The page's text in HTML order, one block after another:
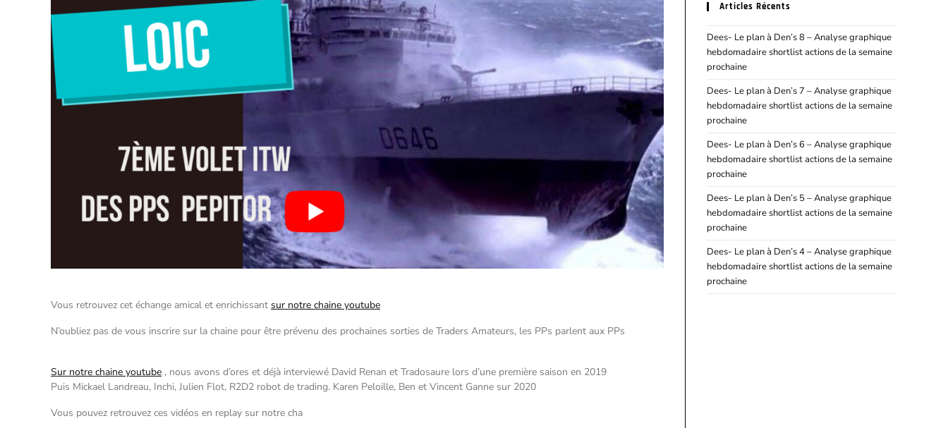
Vous retrouvez cet échange amical et enrichissant sur notre chaine youtube
N’oubliez pas de vous inscrire sur la chaine pour être prévenu des prochaines sorties de Traders Amateurs, les PPs parlent aux PPs
Sur notre chaine youtube , nous avons d’ores et déjà interviewé David Renan et Tradosaure lors d’une première saison en 2019
Puis Mickael Landreau, Inchi, Julien Flot, R2D2 robot de trading. Karen Peloille, Ben et Vincent Ganne sur 2020
Vous pouvez retrouvez ces vidéos en replay sur notre cha
Articles Récents
Dees- Le plan à Den’s 8 – Analyse graphique
hebdomadaire shortlist actions de la semaine
prochaine
Dees- Le plan à Den’s 7 – Analyse graphique
hebdomadaire shortlist actions de la semaine
prochaine
Dees- Le plan à Den’s 6 – Analyse graphique
hebdomadaire shortlist actions de la semaine
prochaine
Dees- Le plan à Den’s 5 – Analyse graphique
hebdomadaire shortlist actions de la semaine
prochaine
Dees- Le plan à Den’s 4 – Analyse graphique
hebdomadaire shortlist actions de la semaine
prochaine